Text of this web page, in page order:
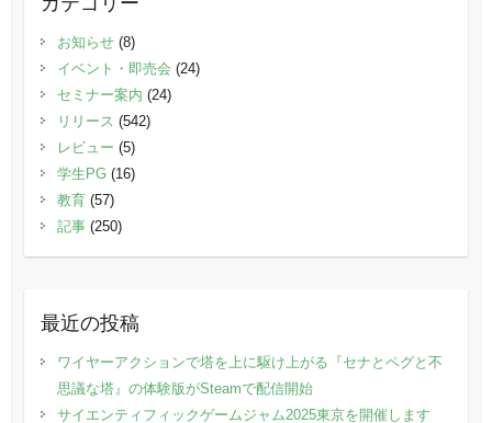
お知らせ(8)
イベント・即売会 (24)
セミナー案内 (24)
リリース (542)
レビュー (5)
学生PG(16)
教育(57)
記事(250)
最近の投稿
ワイヤーアクションで塔を上に駆け上がる『セナとペグと不
思議な塔』の体験版がSteamで配信開始
サイエンティフィックゲームジャム2025東京を開催します